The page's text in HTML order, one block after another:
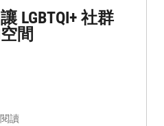
LGBTQI+ 社群
間
讀